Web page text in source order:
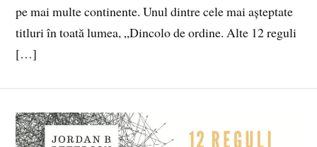
pe mai multe continente. Unul dintre cele mai așteptate
titluri în toată lumea, „Dincolo de ordine. Alte 12 reguli
[…]